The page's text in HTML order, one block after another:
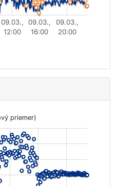
09.03.,
12:00
09.03.,
16:00
09.03.,
20:00
priemer)